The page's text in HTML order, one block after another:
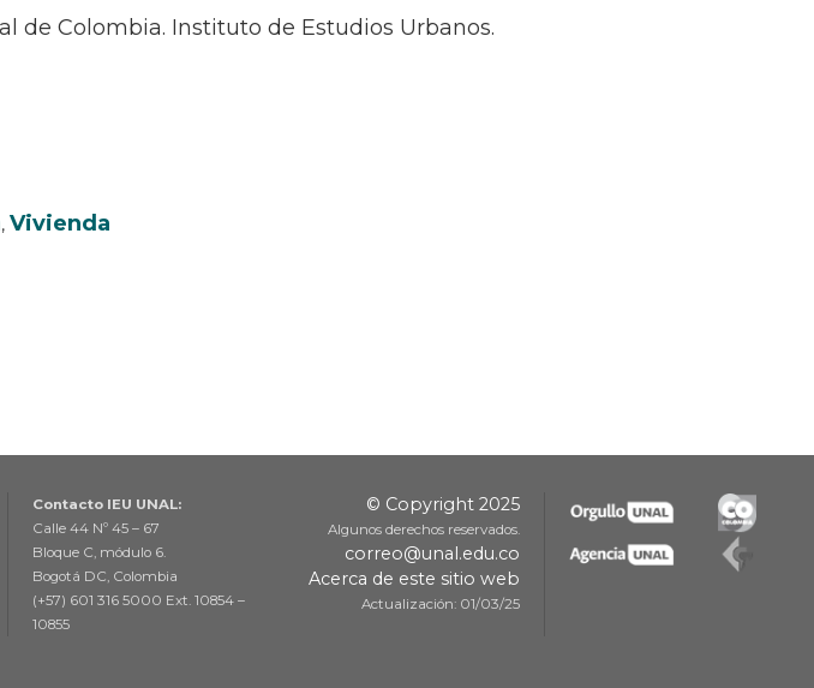
de Colombia. Instituto de Estudios Urbanos.
, Vivienda
Contacto IEU UNAL:
Calle 44 Nº 45 – 67
Bloque C, módulo 6.
Bogotá DC, Colombia
(+57) 601 316 5000 Ext. 10854 –
10855
© Copyright 2025
Algunos derechos reservados.
correo@unal.edu.co
Acerca de este sitio web
Actualización: 01/03/25